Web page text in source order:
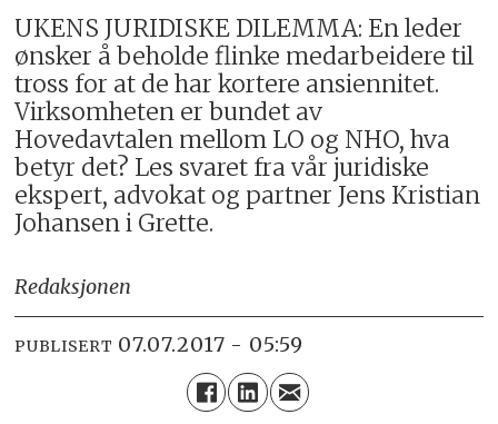
UKENS JURIDISKE DILEMMA: En leder
ønsker å beholde flinke medarbeidere til
tross for at de har kortere ansiennitet.
Virksomheten er bundet av
Hovedavtalen mellom LO og NHO, hva
betyr det? Les svaret fra vår juridiske
ekspert, advokat og partner Jens Kristian
Johansen i Grette.
Redaksjonen
PUBLISERT 07.07.2017 - 05:59